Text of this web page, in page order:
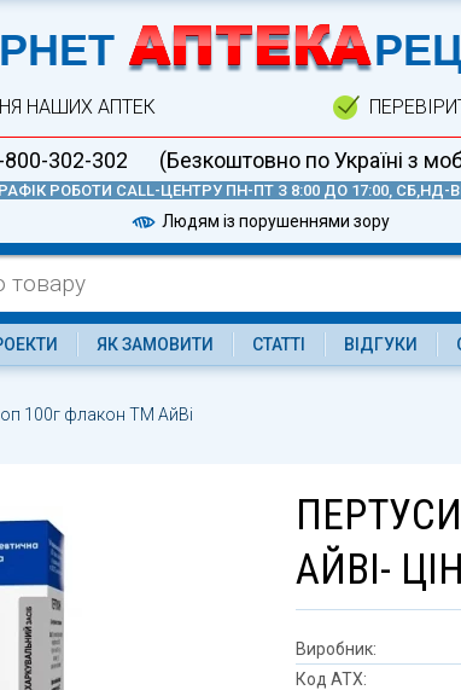
НАШИХ АПТЕК
800-302-302 (Безкоштовно по Україні з
РОБОТИ CALL-ЦЕНТРУ ПН-ПТ З 8:00 ДО 17:00, СБ,НД-
Людям із порушеннями зору
ЯК ЗАМОВИТИ СТАТТІ ВІДГУКИ
100г флакон ТМ АйВі
АЙВІ-
Виробник:
Код АТХ: